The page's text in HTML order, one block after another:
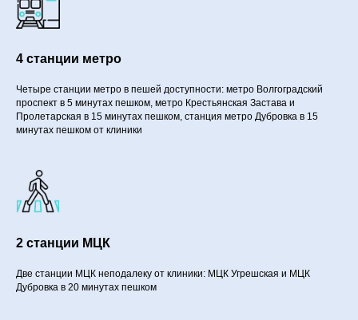
4 станции метро
Четыре станции метро в пешей доступности: метро Волгоградский
проспект в 5 минутах пешком, метро Крестьянская Застава и
Пролетарская в 15 минутах пешком, станция метро Дубровка в 15
минутах пешком от клиники
2 станции МЦК
Две станции МЦК неподалеку от клиники: МЦК Угрешская и МЦК
Дубровка в 20 минутах пешком